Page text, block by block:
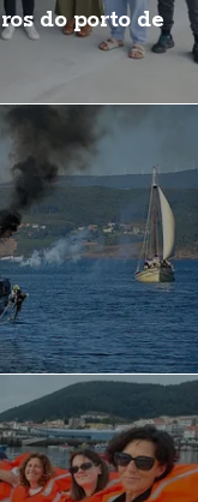
do porto de